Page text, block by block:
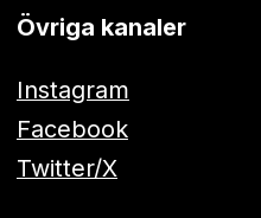
Övriga kanaler
Instagram
Facebook
Twitter/X